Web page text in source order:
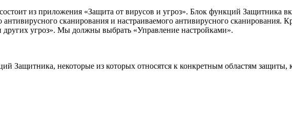
из приложения «Защита от вирусов и угроз». Блок функций Защитника
сканирования и настраиваемого антивирусного сканирования.
угроз». Мы должны выбрать «Управление настройками».
Защитника, некоторые из которых относятся к конкретным областям